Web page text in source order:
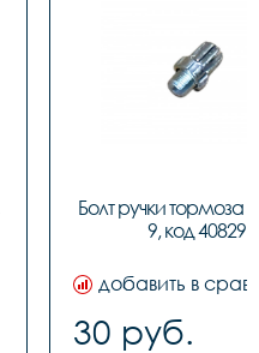
Болт ручки тормоза
9, код 40829
добавить в
30 руб.